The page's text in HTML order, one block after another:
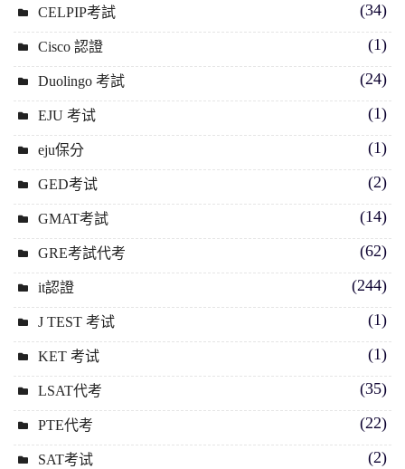
CELPIP考試 (34)
Cisco 認證 (1)
Duolingo 考試 (24)
EJU 考试 (1)
eju保分 (1)
GED考试 (2)
GMAT考試 (14)
GRE考試代考 (62)
it認證 (244)
J TEST 考试 (1)
KET 考试 (1)
LSAT代考 (35)
PTE代考 (22)
SAT考试 (2)